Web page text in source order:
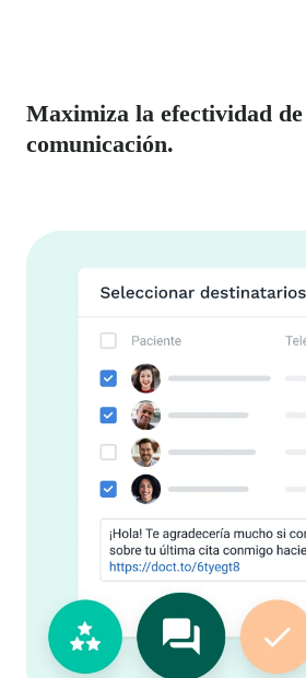
Maximiza la efectividad
comunicación.